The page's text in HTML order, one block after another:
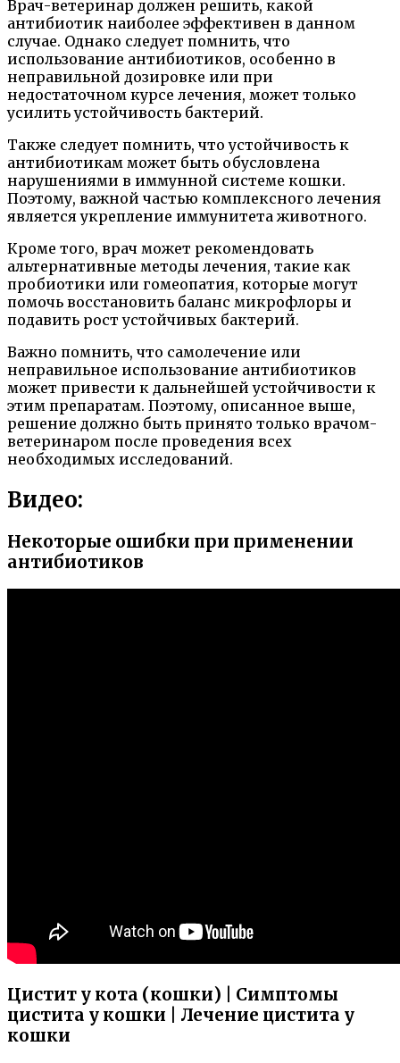
Врач-ветеринар должен решить, какой
антибиотик наиболее эффективен в данном
случае. Однако следует помнить, что
использование антибиотиков, особенно в
неправильной дозировке или при
недостаточном курсе лечения, может только
усилить устойчивость бактерий.
Также следует помнить, что устойчивость к
антибиотикам может быть обусловлена
нарушениями в иммунной системе кошки.
Поэтому, важной частью комплексного лечения
является укрепление иммунитета животного.
Кроме того, врач может рекомендовать
альтернативные методы лечения, такие как
пробиотики или гомеопатия, которые могут
помочь восстановить баланс микрофлоры и
подавить рост устойчивых бактерий.
Важно помнить, что самолечение или
неправильное использование антибиотиков
может привести к дальнейшей устойчивости к
этим препаратам. Поэтому, описанное выше,
решение должно быть принято только врачом-
ветеринаром после проведения всех
необходимых исследований.
Видео:
Некоторые ошибки при применении
антибиотиков
Цистит у кота (кошки) | Симптомы
цистита у кошки | Лечение цистита у
кошки